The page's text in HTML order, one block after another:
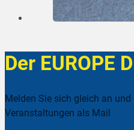
Der EUROPE
Melden Sie sich gleich an
Veranstaltungen als Mail